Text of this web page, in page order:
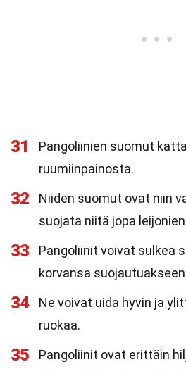
31
Pangoliinien suomut
ruumiinpainosta.
32
Niiden suomut ovat niin
suojata niitä jopa
33
Pangoliinit voivat sulkea
korvansa
34
Ne voivat uida hyvin ja
ruokaa.
35
Pangoliinit ovat erittäin